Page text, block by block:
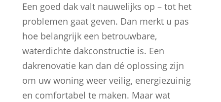
Een goed dak valt nauwelijks op – tot het
problemen gaat geven. Dan merkt u pas
hoe belangrijk een betrouwbare,
waterdichte dakconstructie is. Een
dakrenovatie kan dan dé oplossing zijn
om uw woning weer veilig, energiezuinig
en comfortabel te maken. Maar wat